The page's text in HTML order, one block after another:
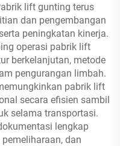
lift gunting terus
dan pengembangan
peningkatan kinerja.
operasi pabrik lift
berkelanjutan, metode
pengurangan limbah.
pabrik lift
secara efisien sambil
selama transportasi.
lengkap
dan